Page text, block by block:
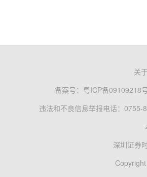
关
备案号： 粤ICP备09109218
违法和不良信息举报电话：0755-
深圳证券